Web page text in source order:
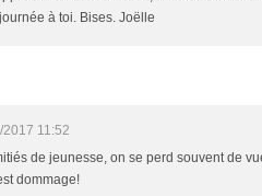
à toi. Bises. Joëlle
2017 11:52
de jeunesse, on se perd souvent de
dommage!